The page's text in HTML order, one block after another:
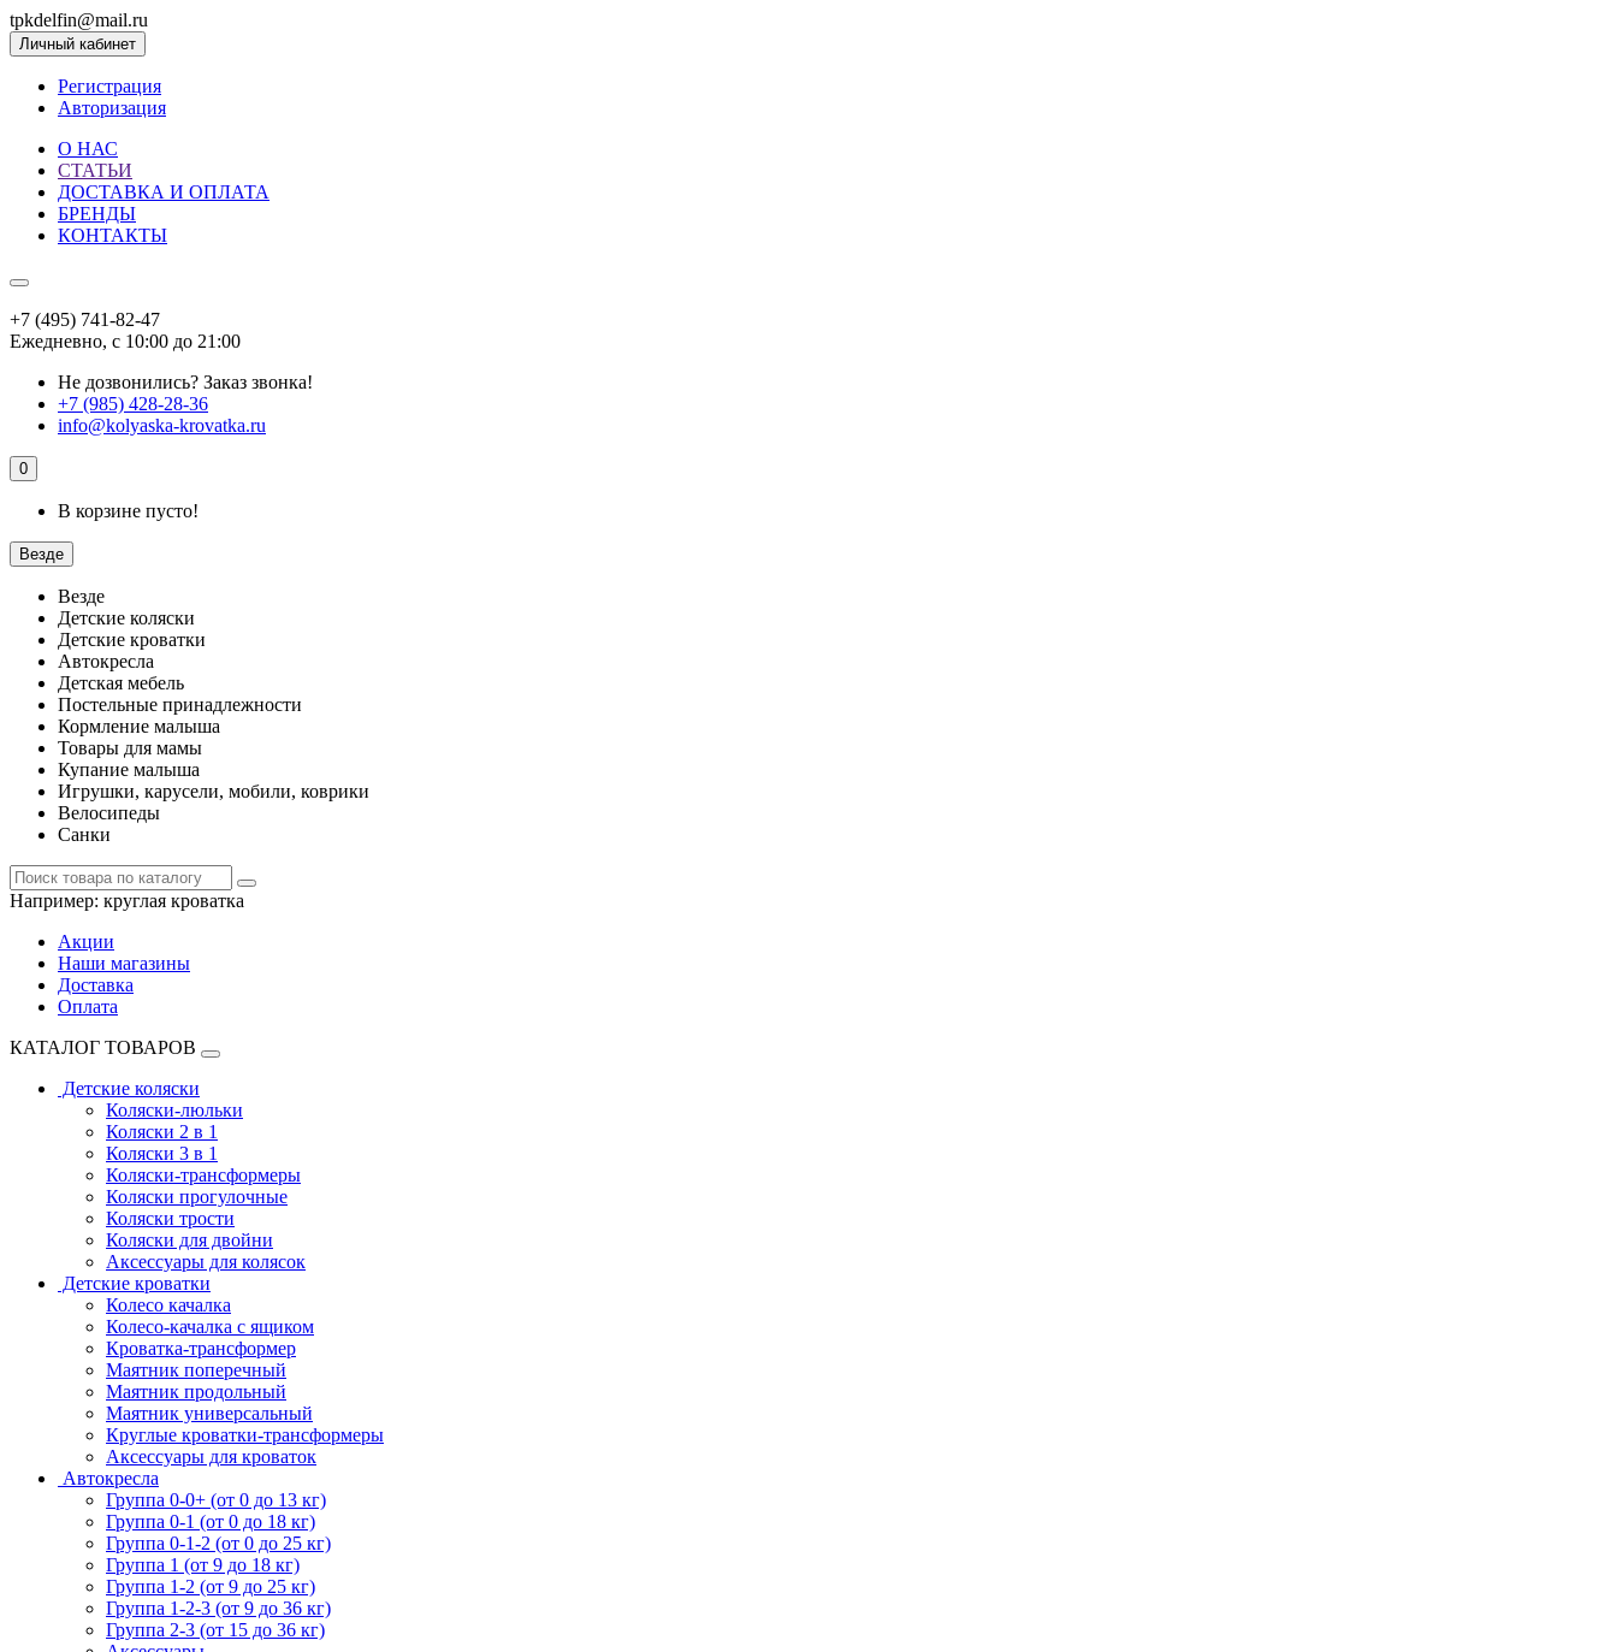
tpkdelfin@mail.ru
Личный кабинет
Регистрация
Авторизация
О НАС
СТАТЬИ
ДОСТАВКА И ОПЛАТА
БРЕНДЫ
КОНТАКТЫ
+7 (495) 741-82-47
Ежедневно, с 10:00 до 21:00
Не дозвонились? Заказ звонка!
+7 (985) 428-28-36
info@kolyaska-krovatka.ru
0
В корзине пусто!
Везде
Везде
Детские коляски
Детские кроватки
Автокресла
Детская мебель
Постельные принадлежности
Кормление малыша
Товары для мамы
Купание малыша
Игрушки, карусели, мобили, коврики
Велосипеды
Санки
Например: круглая кроватка
Акции
Наши магазины
Доставка
Оплата
КАТАЛОГ ТОВАРОВ
Детские коляски
Коляски-люльки
Коляски 2 в 1
Коляски 3 в 1
Коляски-трансформеры
Коляски прогулочные
Коляски трости
Коляски для двойни
Аксессуары для колясок
Детские кроватки
Колесо качалка
Колесо-качалка с ящиком
Кроватка-трансформер
Маятник поперечный
Маятник продольный
Маятник универсальный
Круглые кроватки-трансформеры
Аксессуары для кроваток
Автокресла
Группа 0-0+ (от 0 до 13 кг)
Группа 0-1 (от 0 до 18 кг)
Группа 0-1-2 (от 0 до 25 кг)
Группа 1 (от 9 до 18 кг)
Группа 1-2 (от 9 до 25 кг)
Группа 1-2-3 (от 9 до 36 кг)
Группа 2-3 (от 15 до 36 кг)